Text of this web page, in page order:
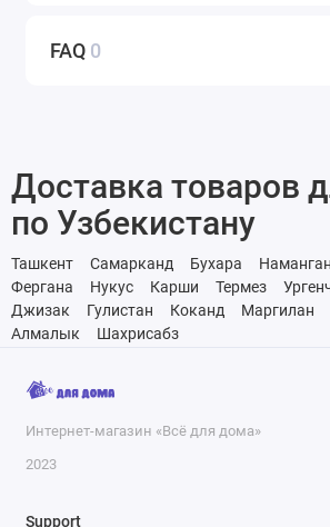
FAQ 0
Доставка товаров
по Узбекистану
Ташкент Самарканд Бухара Наманган
Фергана
Нукус Карши Термез
Джизак
Гулистан Коканд Маргилан
Алмалык
Шахрисабз
Интернет-магазин «Всё для дома»
2023
Support